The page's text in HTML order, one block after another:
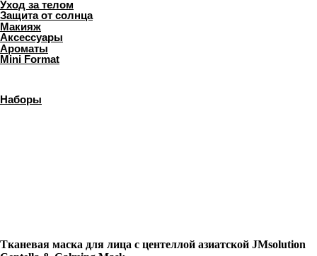
Тканевая маска для лица с центеллой азиатской JMsolution